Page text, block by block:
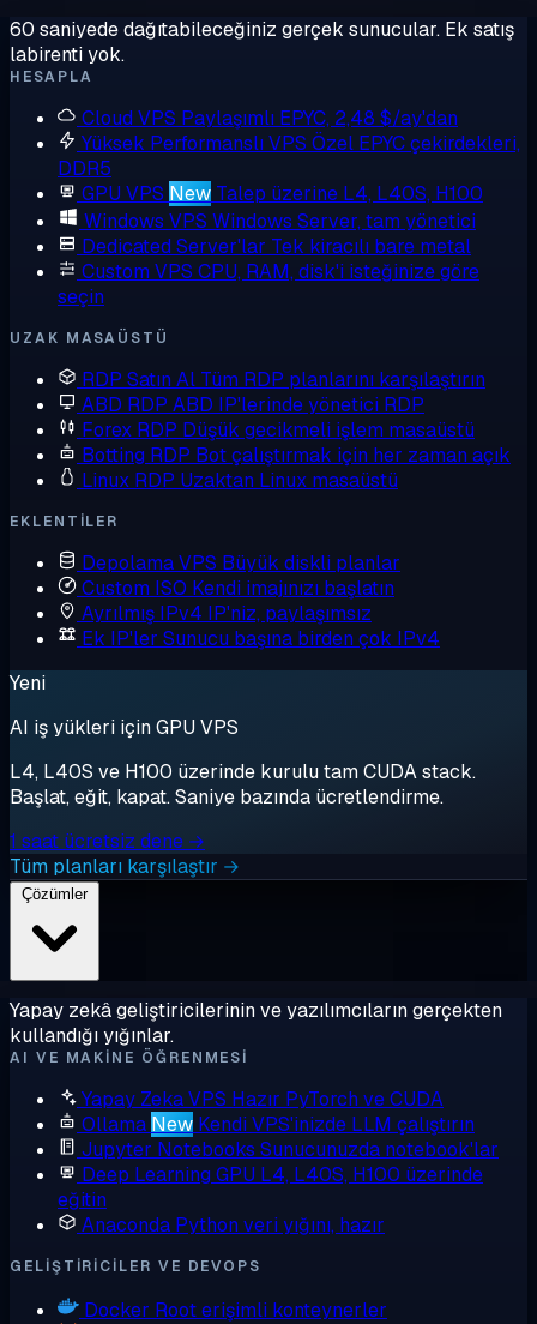
60 saniyede dağıtabileceğiniz gerçek sunucular. Ek satış
labirenti yok.
HESAPLA
Cloud VPS Paylaşımlı EPYC, 2,48 $/ay'dan
Yüksek Performanslı VPS Özel EPYC çekirdekleri,
DDR5
GPU VPS New Talep üzerine L4, L40S, H100
Windows VPS Windows Server, tam yönetici
Dedicated Server'lar Tek kiracılı bare metal
Custom VPS CPU, RAM, disk'i isteğinize göre
seçin
UZAK MASAÜSTÜ
RDP Satın Al Tüm RDP planlarını karşılaştırın
ABD RDP ABD IP'lerinde yönetici RDP
Forex RDP Düşük gecikmeli işlem masaüstü
Botting RDP Bot çalıştırmak için her zaman açık
Linux RDP Uzaktan Linux masaüstü
EKLENTILER
Depolama VPS Büyük diskli planlar
Custom ISO Kendi imajınızı başlatın
Ayrılmış IPv4 IP'niz, paylaşımsız
Ek IP'ler Sunucu başına birden çok IPv4
Yeni
AI iş yükleri için GPU VPS
L4, L40S ve H100 üzerinde kurulu tam CUDA stack.
Başlat, eğit, kapat. Saniye bazında ücretlendirme.
1 saat ücretsiz dene →
Tüm planları karşılaştır →
Çözümler
Yapay zekâ geliştiricilerinin ve yazılımcıların gerçekten
kullandığı yığınlar.
AI VE MAKINE ÖĞRENMESI
Yapay Zeka VPS Hazır PyTorch ve CUDA
Ollama New Kendi VPS'inizde LLM çalıştırın
Jupyter Notebooks Sunucunuzda notebook'lar
Deep Learning GPU L4, L40S, H100 üzerinde
eğitin
Anaconda Python veri yığını, hazır
GELIŞTIRICILER VE DEVOPS
Docker Root erişimli konteynerler